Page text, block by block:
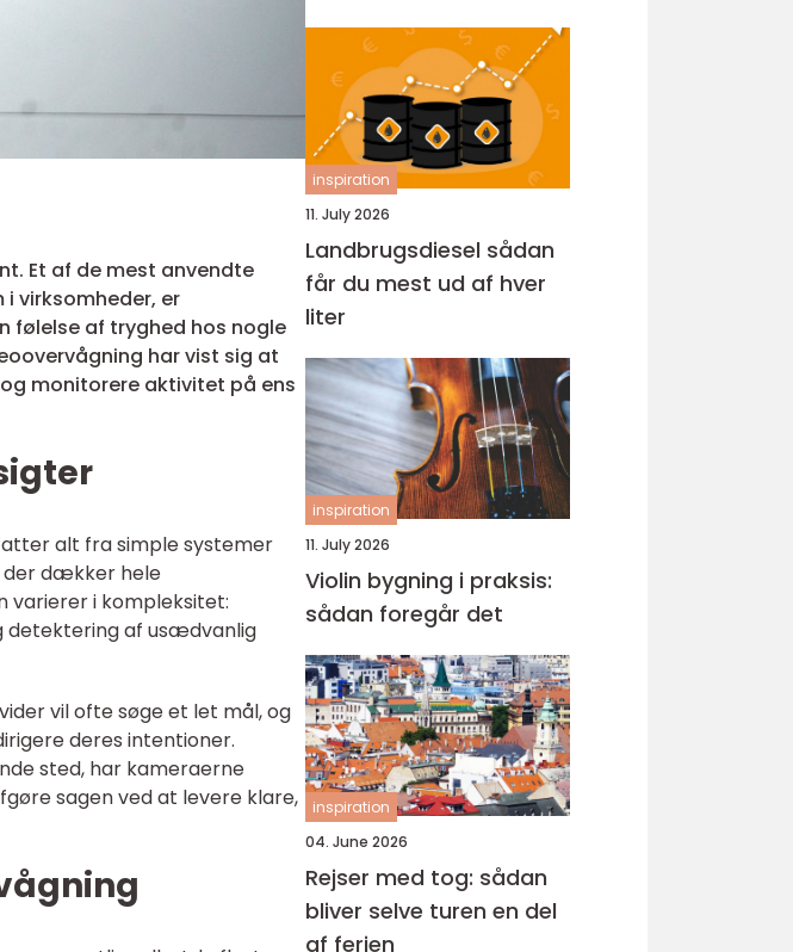
Et af de mest anvendte
virksomheder, er
følelse af tryghed hos nogle
har vist sig at
monitorere aktivitet på ens
alt fra simple systemer
dækker hele
varierer i kompleksitet:
detektering af usædvanlig
vil ofte søge et let mål, og
deres intentioner.
sted, har kameraerne
sagen ved at levere klare,
inspiration
11. July 2026
Landbrugsdiesel sådan
får du mest ud af hver
liter
inspiration
11. July 2026
Violin bygning i praksis:
sådan foregår det
inspiration
04. June 2026
Rejser med tog: sådan
bliver selve turen en del
af ferien